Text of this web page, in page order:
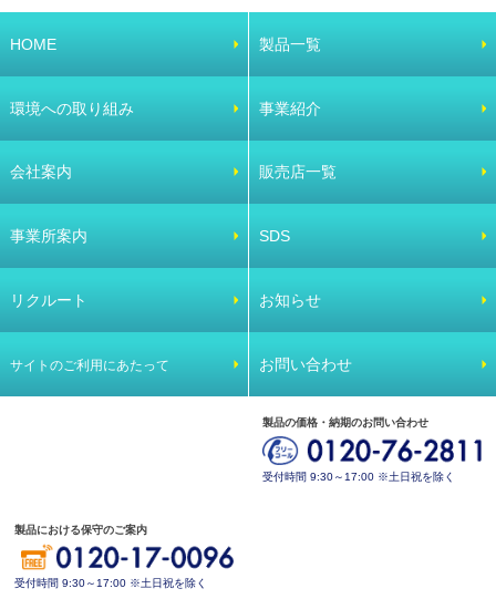
HOME 製品一覧
環境への取り組み 事業紹介
会社案内 販売店一覧
事業所案内 SDS
リクルート お知らせ
サイトのご利用にあたって お問い合わせ
製品の価格・納期のお問い合わせ
受付時間 9:30～17:00 ※土日祝を除く
製品における保守のご案内
受付時間 9:30～17:00 ※土日祝を除く